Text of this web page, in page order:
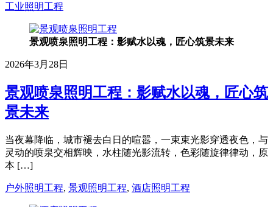
工业照明工程
景观喷泉照明工程：影赋水以魂，匠心筑景未来
2026年3月28日
景观喷泉照明工程：影赋水以魂，匠心筑
景未来
当夜幕降临，城市褪去白日的喧嚣，一束束光影穿透夜色，与
灵动的喷泉交相辉映，水柱随光影流转，色彩随旋律律动，原
本 […]
户外照明工程, 景观照明工程, 酒店照明工程